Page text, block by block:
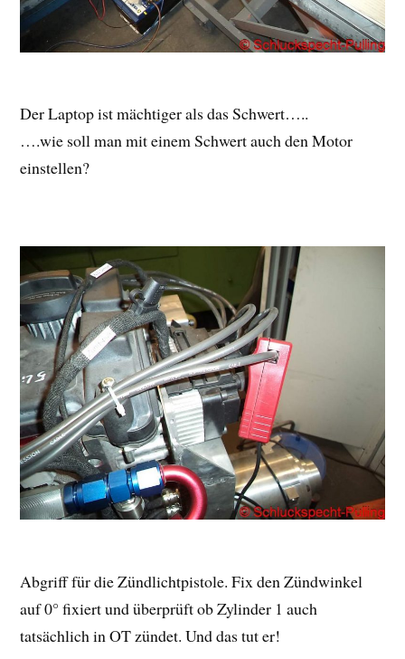
Der Laptop ist mächtiger als das Schwert…..
….wie soll man mit einem Schwert auch den Motor
einstellen?
Abgriff für die Zündlichtpistole. Fix den Zündwinkel
auf 0° fixiert und überprüft ob Zylinder 1 auch
tatsächlich in OT zündet. Und das tut er!